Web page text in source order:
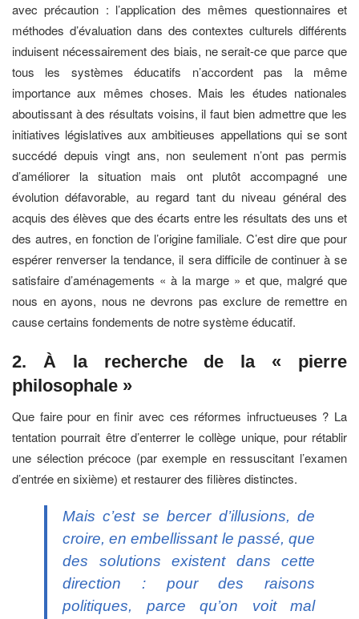
avec précaution : l’application des mêmes questionnaires et
méthodes d’évaluation dans des contextes culturels différents
induisent nécessairement des biais, ne serait-ce que parce que
tous les systèmes éducatifs n’accordent pas la même
importance aux mêmes choses. Mais les études nationales
aboutissant à des résultats voisins, il faut bien admettre que les
initiatives législatives aux ambitieuses appellations qui se sont
succédé depuis vingt ans, non seulement n’ont pas permis
d’améliorer la situation mais ont plutôt accompagné une
évolution défavorable, au regard tant du niveau général des
acquis des élèves que des écarts entre les résultats des uns et
des autres, en fonction de l’origine familiale. C’est dire que pour
espérer renverser la tendance, il sera difficile de continuer à se
satisfaire d’aménagements « à la marge » et que, malgré que
nous en ayons, nous ne devrons pas exclure de remettre en
cause certains fondements de notre système éducatif.
2. À la recherche de la « pierre
philosophale »
Que faire pour en finir avec ces réformes infructueuses ? La
tentation pourrait être d’enterrer le collège unique, pour rétablir
une sélection précoce (par exemple en ressuscitant l’examen
d’entrée en sixième) et restaurer des filières distinctes.
Mais c’est se bercer d’illusions, de
croire, en embellissant le passé, que
des solutions existent dans cette
direction : pour des raisons
politiques, parce qu’on voit mal